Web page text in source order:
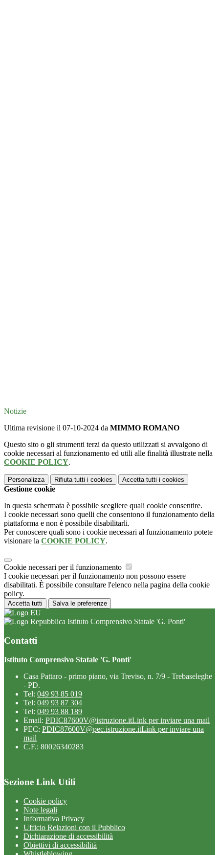
Notizie
Ultima revisione il 07-10-2024 da MIMMO ROMANO
Questo sito o gli strumenti terzi da questo utilizzati si avvalgono di
cookie necessari al funzionamento ed utili alle finalità illustrate nella
COOKIE POLICY.
Personalizza Rifiuta tutti i cookies Accetta tutti i cookies
Gestione cookie
In questa schermata è possibile scegliere quali cookie consentire.
I cookie necessari sono quelli che consentono il funzionamento della
piattaforma e non è possibile disabilitarli.
Per conoscere quali sono i cookie necessari al funzionamento potete
visionare la COOKIE POLICY.
Cookie necessari per il funzionamento
I cookie necessari per il funzionamento non possono essere
disabilitati. È possibile consultare l'elenco nella pagina della cookie
policy.
Accetta tutti Salva le preferenze
Istituto Comprensivo Statale 'G. Ponti'
Contatti
Istituto Comprensivo Statale 'G. Ponti'
Casa Pattaro - primo piano, via Treviso, n. 7/9 - Trebaseleghe
- PD.
Tel: 049 93 85 019
Tel: 049 93 87 304
Tel: 049 93 88 189
Email: PDIC87600V@istruzione.itLink per inviare una mail
PEC: PDIC87600V@pec.istruzione.itLink per inviare una
mail
C.F.: 80026340283
Sezione Link Utili
Cookie policy
Note legali
Informativa Privacy
Ufficio Relazioni con il Pubblico
Dichiarazione di accessibilità
Obiettivi di accessibilità